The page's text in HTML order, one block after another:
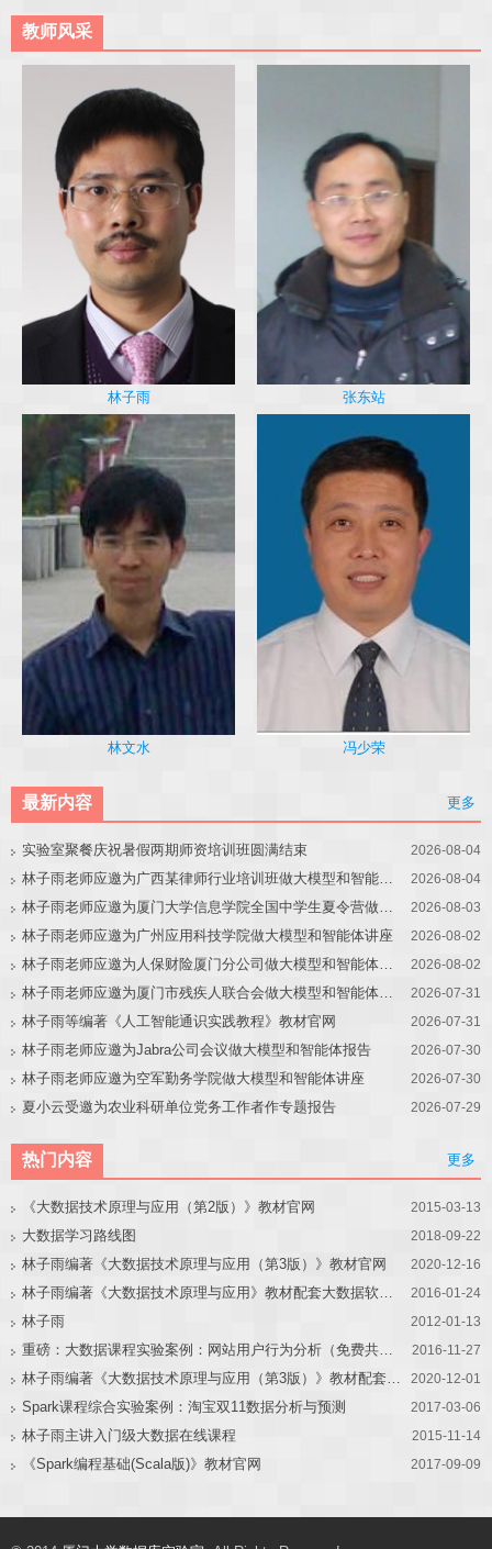
教师风采
林子雨 张东站
林文水 冯少荣
最新内容 更多
实验室聚餐庆祝暑假两期师资培训班圆满结束 2026-08-04
林子雨老师应邀为广西某律师行业培训班做大模型和智能体讲座 2026-08-04
林子雨老师应邀为厦门大学信息学院全国中学生夏令营做大模型讲座 2026-08-03
林子雨老师应邀为广州应用科技学院做大模型和智能体讲座 2026-08-02
林子雨老师应邀为人保财险厦门分公司做大模型和智能体讲座 2026-08-02
林子雨老师应邀为厦门市残疾人联合会做大模型和智能体讲座 2026-07-31
林子雨等编著《人工智能通识实践教程》教材官网 2026-07-31
林子雨老师应邀为Jabra公司会议做大模型和智能体报告 2026-07-30
林子雨老师应邀为空军勤务学院做大模型和智能体讲座 2026-07-30
夏小云受邀为农业科研单位党务工作者作专题报告 2026-07-29
热门内容 更多
《大数据技术原理与应用（第2版）》教材官网 2015-03-13
大数据学习路线图 2018-09-22
林子雨编著《大数据技术原理与应用（第3版）》教材官网 2020-12-16
林子雨编著《大数据技术原理与应用》教材配套大数据软件安装和编程实践指南 2016-01-24
林子雨 2012-01-13
重磅：大数据课程实验案例：网站用户行为分析（免费共享） 2016-11-27
林子雨编著《大数据技术原理与应用（第3版）》教材配套大数据软件安装和编程实践指南 2020-12-01
Spark课程综合实验案例：淘宝双11数据分析与预测 2017-03-06
林子雨主讲入门级大数据在线课程 2015-11-14
《Spark编程基础(Scala版)》教材官网 2017-09-09